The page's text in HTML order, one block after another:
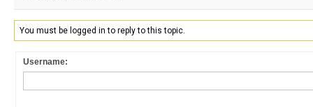
You must be logged in to reply to this topic.
Username: